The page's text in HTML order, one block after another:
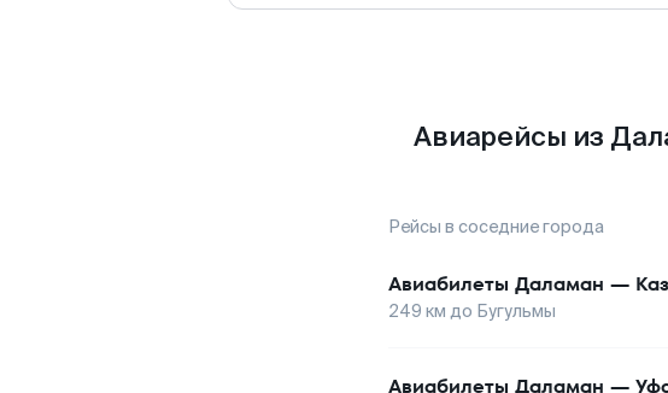
Авиарейсы из
Рейсы в соседние города
Авиабилеты Даламан —
249 км до Бугульмы
Авиабилеты Даламан —